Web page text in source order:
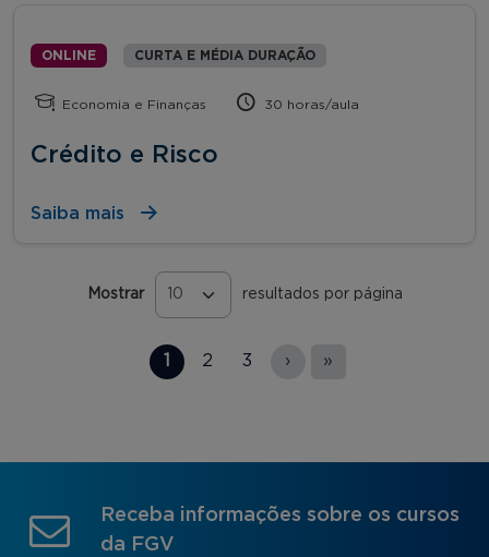
ONLINE CURTA E MÉDIA DURAÇÃO
Economia e Finanças 30 horas/aula
Crédito e Risco
Saiba mais
Mostrar resultados por página
1 2 3 › »
Receba informações sobre os cursos
da FGV